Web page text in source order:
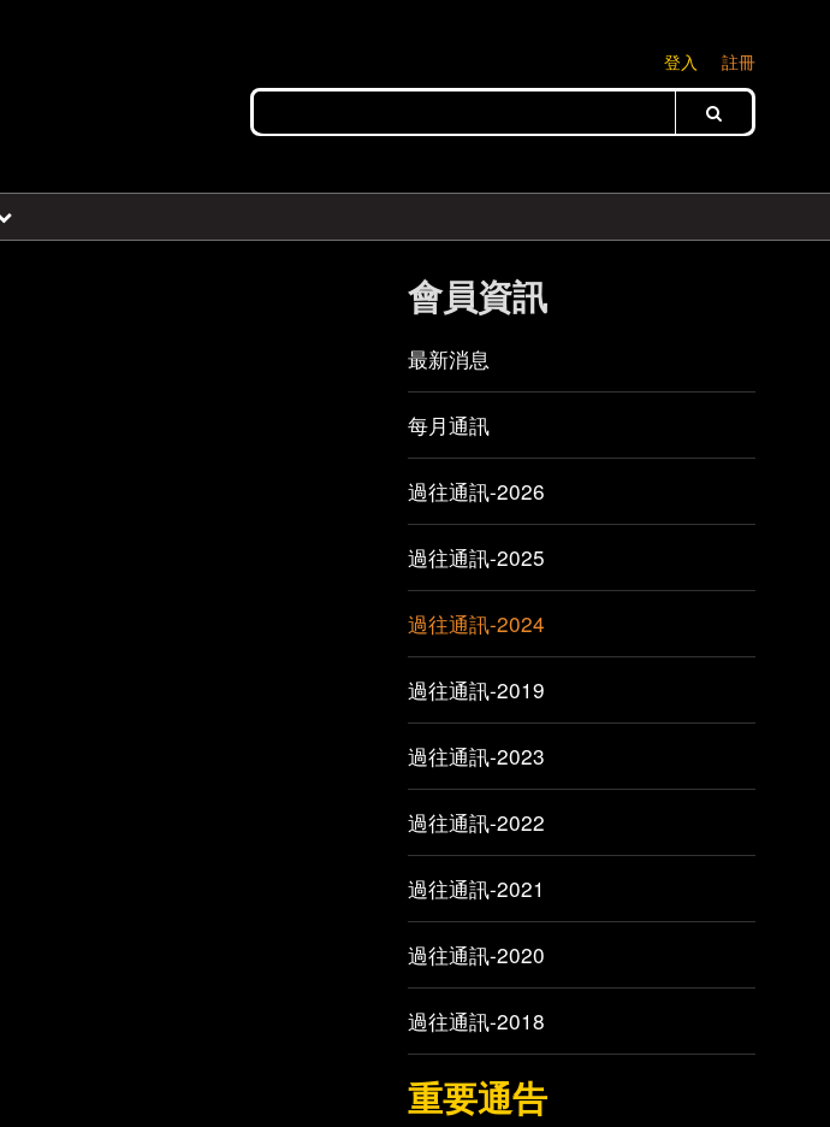
登入 註冊
會員資訊
最新消息
每月通訊
過往通訊-2026
過往通訊-2025
過往通訊-2024
過往通訊-2019
過往通訊-2023
過往通訊-2022
過往通訊-2021
過往通訊-2020
過往通訊-2018
重要通告